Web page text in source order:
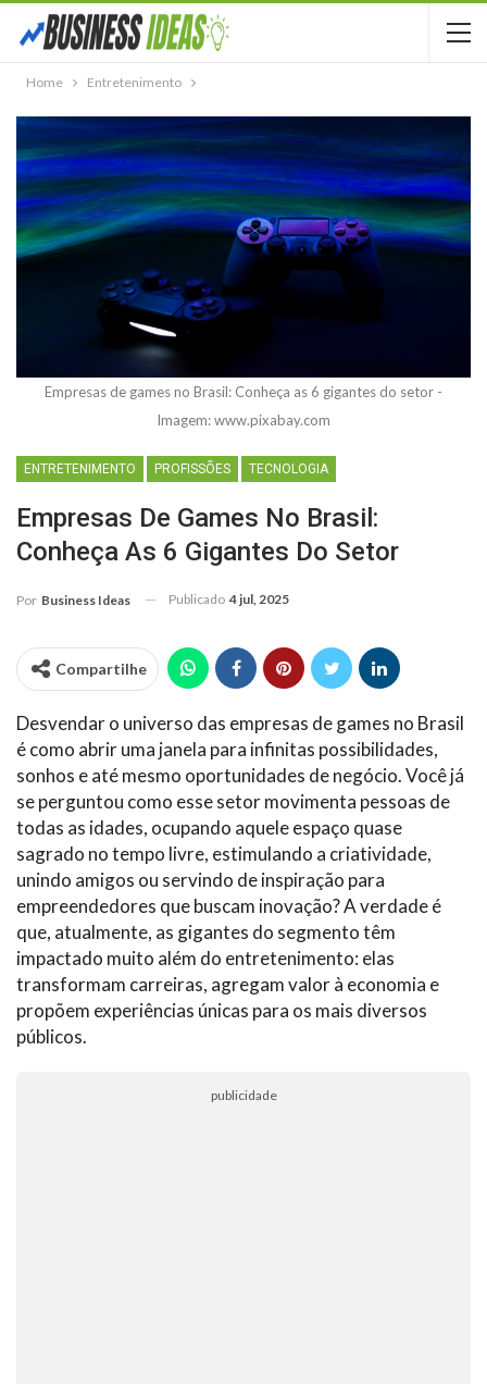
Home Entretenimento
Empresas de games no Brasil: Conheça as 6 gigantes do setor -
Imagem: www.pixabay.com
ENTRETENIMENTO PROFISSÕES TECNOLOGIA
Empresas De Games No Brasil:
Conheça As 6 Gigantes Do Setor
Por Business Ideas Publicado 4 jul, 2025
Compartilhe
Desvendar o universo das empresas de games no Brasil
é como abrir uma janela para infinitas possibilidades,
sonhos e até mesmo oportunidades de negócio. Você já
se perguntou como esse setor movimenta pessoas de
todas as idades, ocupando aquele espaço quase
sagrado no tempo livre, estimulando a criatividade,
unindo amigos ou servindo de inspiração para
empreendedores que buscam inovação? A verdade é
que, atualmente, as gigantes do segmento têm
impactado muito além do entretenimento: elas
transformam carreiras, agregam valor à economia e
propõem experiências únicas para os mais diversos
públicos.
publicidade